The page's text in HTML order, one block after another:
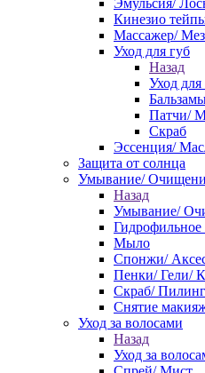
Эмульсия/
Кинезио
Массажер/
Уход для губ
Назад
Уход для
Патчи/
Скраб
Эссенция/
Защита от солнца
Умывание/
Назад
Умывание/
Гидрофильное
Мыло
Спонжи/
Пенки/ Гели/
Скраб/ Пилинг
Снятие
Уход за волосами
Назад
Уход за